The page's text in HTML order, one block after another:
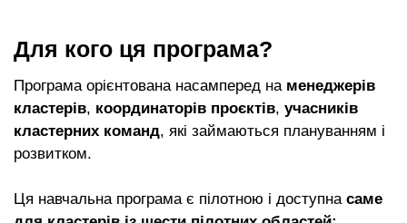
Для кого ця програма?
Програма орієнтована насамперед на менеджерів
кластерів, координаторів проєктів, учасників
кластерних команд, які займаються плануванням і
розвитком.
Ця навчальна програма є пілотною і доступна саме